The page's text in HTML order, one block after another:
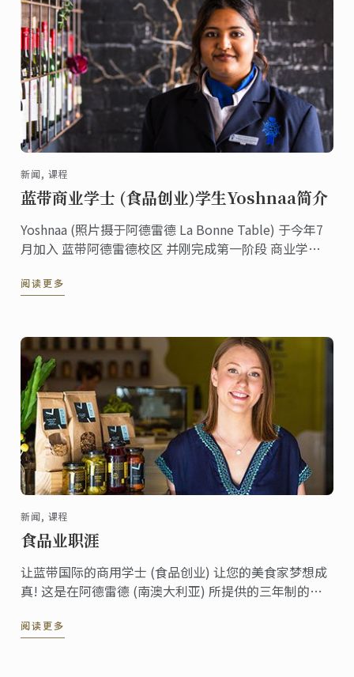
新闻, 课程
蓝带商业学士 (食品创业)学生Yoshnaa简介
Yoshnaa (照片摄于阿德雷德 La Bonne Table) 于今年7
月加入 蓝带阿德雷德校区 并刚完成第一阶段 商业学士
金融，食品及饮品管理，品酒和美食。根据他的学习研
阅读更多
新闻, 课程
食品业职涯
让蓝带国际的商用学士 (食品创业) 让您的美食家梦想成
真! 这是在阿德雷德 (南澳大利亚) 所提供的三年制的学
所有相关食品经营管理的技术协助您通往成功的职场。
阅读更多